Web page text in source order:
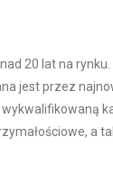
20 lat na rynku.
jest przez
a